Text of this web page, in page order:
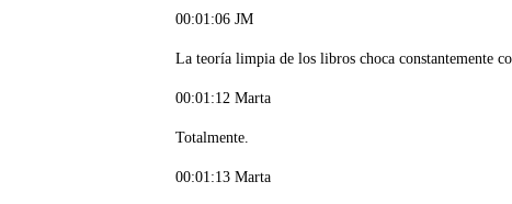
00:01:06 JM
La teoría limpia de los libros choca constantemente
00:01:12 Marta
Totalmente.
00:01:13 Marta